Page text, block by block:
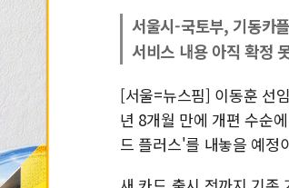
서울시-국토부, 기동카
서비스 내용 아직 확정
[서울=뉴스핌] 이동훈 선
년 8개월 만에 개편 수순
드 플러스'를 내놓을 예정